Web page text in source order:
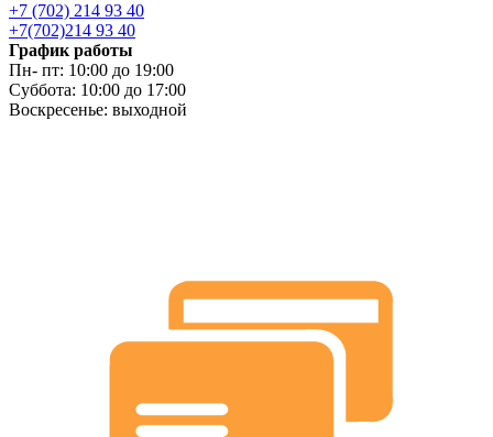
+7 (702) 214 93 40
+7(702)214 93 40
График работы
Пн- пт: 10:00 до 19:00
Суббота: 10:00 до 17:00
Воскресенье: выходной